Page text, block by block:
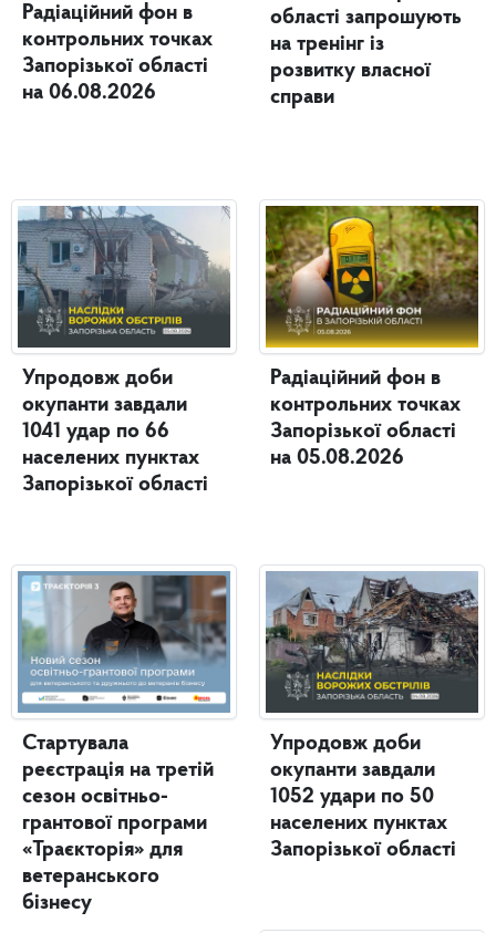
Радіаційний фон в
контрольних точках
Запорізької області
на 06.08.2026
Упродовж доби
окупанти завдали
1041 удар по 66
населених пунктах
Запорізької області
Стартувала
реєстрація на третій
сезон освітньо-
грантової програми
«Траєкторія» для
ветеранського
бізнесу
області запрошують
на тренінг із
розвитку власної
справи
Радіаційний фон в
контрольних точках
Запорізької області
на 05.08.2026
Упродовж доби
окупанти завдали
1052 удари по 50
населених пунктах
Запорізької області